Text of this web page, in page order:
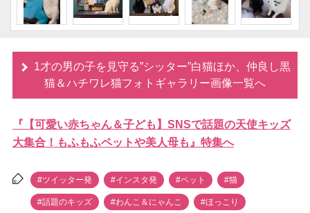
1才の男の子を見守る”シッター”白猫ほか、仲良し黒
猫＆ハチワレ猫フォトギャラリー画像一覧へ
『【可愛い赤ちゃん＆子ども】SNSで話題の天使キッズ
大集合！もふもふペットや美人母も』特集へ
#ツイッター発 #インスタ発 #ペット #猫
#話題のキッズ #わんこ＆にゃんこ #ほっこり